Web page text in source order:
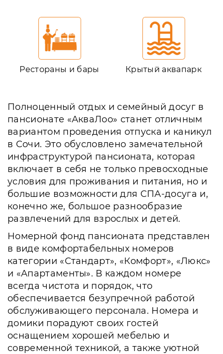
Рестораны и бары Крытый аквапарк
Полноценный отдых и семейный досуг в
пансионате «АкваЛоо» станет отличным
вариантом проведения отпуска и каникул
в Сочи. Это обусловлено замечательной
инфраструктурой пансионата, которая
включает в себя не только превосходные
условия для проживания и питания, но и
большие возможности для СПА-досуга и,
конечно же, большое разнообразие
развлечений для взрослых и детей.
Номерной фонд пансионата представлен
в виде комфортабельных номеров
категории «Стандарт», «Комфорт», «Люкс»
и «Апартаменты». В каждом номере
всегда чистота и порядок, что
обеспечивается безупречной работой
обслуживающего персонала. Номера и
домики порадуют своих гостей
оснащением хорошей мебелью и
современной техникой, а также уютной